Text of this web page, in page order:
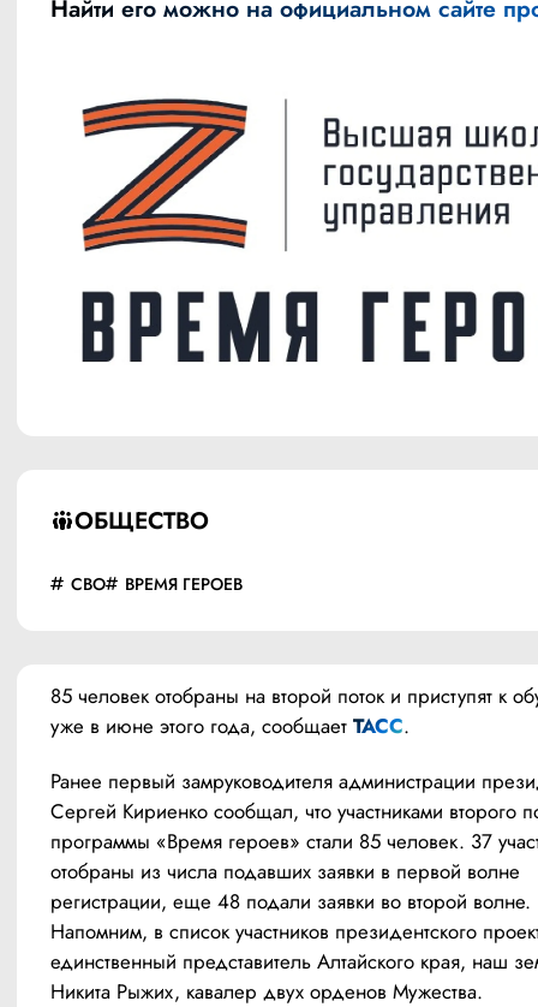
ОБЩЕСТВО
СВО ВРЕМЯ ГЕРОЕВ
Найти его можно на официальном сайте
85 человек отобраны на второй поток и приступят к
уже в июне этого года, сообщает ТАСС.
Ранее первый замруководителя администрации
Сергей Кириенко сообщал, что участниками второго
программы «Время героев» стали 85 человек. 37
отобраны из числа подавших заявки в первой волне
регистрации, еще 48 подали заявки во второй волне.
Напомним, в список участников президентского
единственный представитель Алтайского края, наш
Никита Рыжих, кавалер двух орденов Мужества.